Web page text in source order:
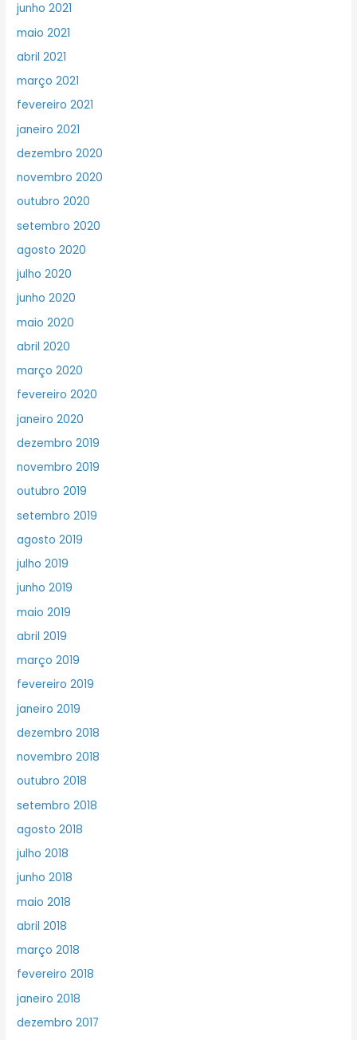
junho 2021
maio 2021
abril 2021
março 2021
fevereiro 2021
janeiro 2021
dezembro 2020
novembro 2020
outubro 2020
setembro 2020
agosto 2020
julho 2020
junho 2020
maio 2020
abril 2020
março 2020
fevereiro 2020
janeiro 2020
dezembro 2019
novembro 2019
outubro 2019
setembro 2019
agosto 2019
julho 2019
junho 2019
maio 2019
abril 2019
março 2019
fevereiro 2019
janeiro 2019
dezembro 2018
novembro 2018
outubro 2018
setembro 2018
agosto 2018
julho 2018
junho 2018
maio 2018
abril 2018
março 2018
fevereiro 2018
janeiro 2018
dezembro 2017